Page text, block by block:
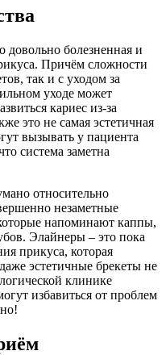
довольно болезненная и
Причём сложности
так и с уходом за
уходе может
кариес из-за
это не самая эстетичная
вызывать у пациента
система заметна
относительно
незаметные
напоминают каппы,
Элайнеры – это пока
прикуса, которая
эстетичные брекеты не
клинике
избавиться от проблем